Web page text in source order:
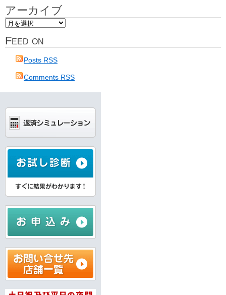
アーカイブ
ア
カ
Feed on
Posts RSS
Comments RSS